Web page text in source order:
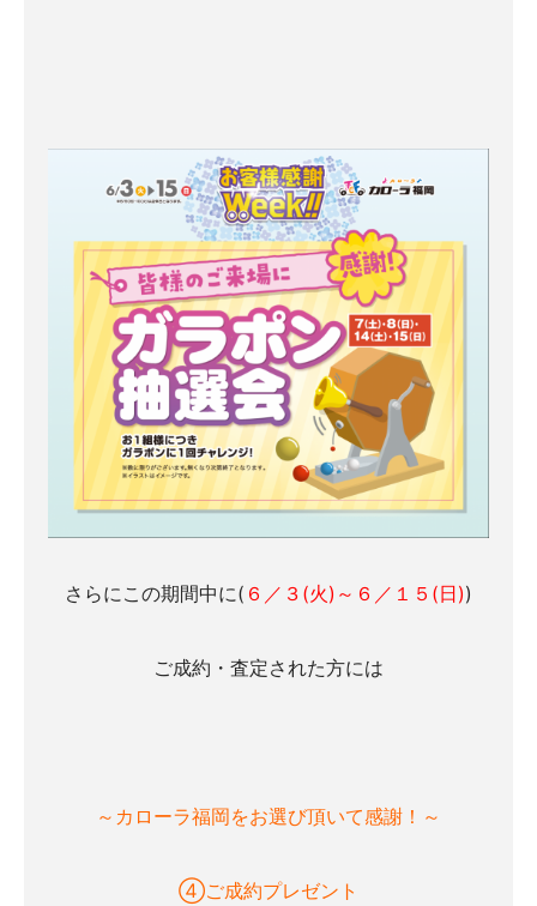
さらにこの期間中に( ６／３(火)～６／１５(日))
ご成約・査定された方には
～カローラ福岡をお選び頂いて感謝！～
④ご成約プレゼント